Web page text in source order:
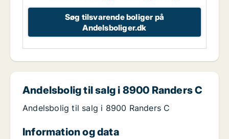
Søg tilsvarende boliger på
Andelsboliger.dk
Andelsbolig til salg i 8900 Randers C
Andelsbolig til salg i 8900 Randers C
Information og data